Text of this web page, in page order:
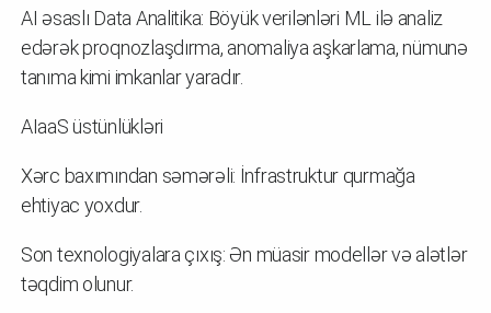
AI əsaslı Data Analitika: Böyük verilənləri ML ilə analiz
edərək proqnozlaşdırma, anomaliya aşkarlama, nümunə
tanıma kimi imkanlar yaradır.
AIaaS üstünlükləri
Xərc baxımından səmərəli: İnfrastruktur qurmağa
ehtiyac yoxdur.
Son texnologiyalara çıxış: Ən müasir modellər və alətlər
təqdim olunur.